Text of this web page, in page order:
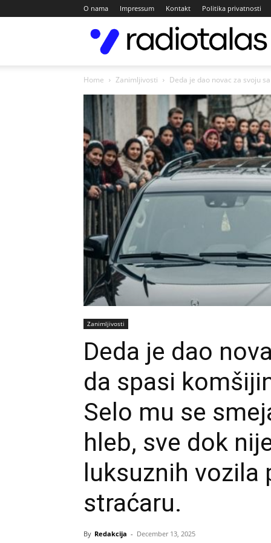
O nama Impressum Kontakt Politika privatnosti
Home Zanimljivosti Deda je dao novac za svoju
Zanimljivosti
Deda je dao
da spasi
Selo mu se
hleb, sve dok
luksuznih vozila
straćaru.
By Redakcija - December 13, 2025